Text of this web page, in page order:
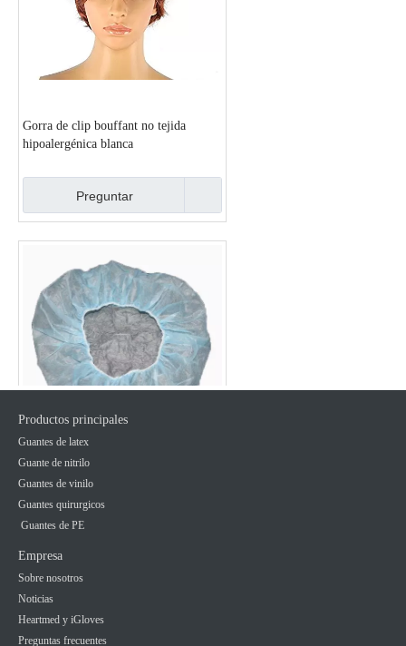
Gorra de clip bouffant no tejida
hipoalergénica blanca
Preguntar
Gorros quirúrgicos Bouffant
desechables de plástico para cirujano
Preguntar
Productos principales
Guantes de latex
Guante de nitrilo
Guantes de vinilo
Guantes quirurgicos
Guantes de PE
Empresa
Sobre nosotros
Noticias
Heartmed y iGloves
Preguntas frecuentes